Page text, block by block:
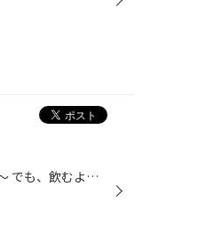
久々に居酒屋に行ってきました♪ と言っても私はハンドルキーパーで～ でも、飲むより食べる方が好きなので全然構いませんけども。笑 『ちんぷんかんぷん』というお店で、 個人的に特に美味しかったのが、 しそ巻きと牛さがり鉄板!! 写真だけでヤバい～～～ また行ってこよう。